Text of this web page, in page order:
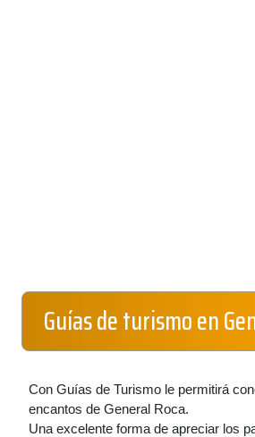
Guías de turismo en
Con Guías de Turismo le permitirá
encantos de General Roca.
Una excelente forma de apreciar los